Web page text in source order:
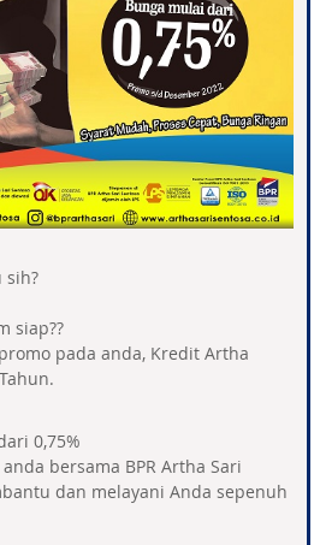
sih?
siap??
pada anda, Kredit Artha
0,75%
bersama BPR Artha Sari
dan melayani Anda sepenuh